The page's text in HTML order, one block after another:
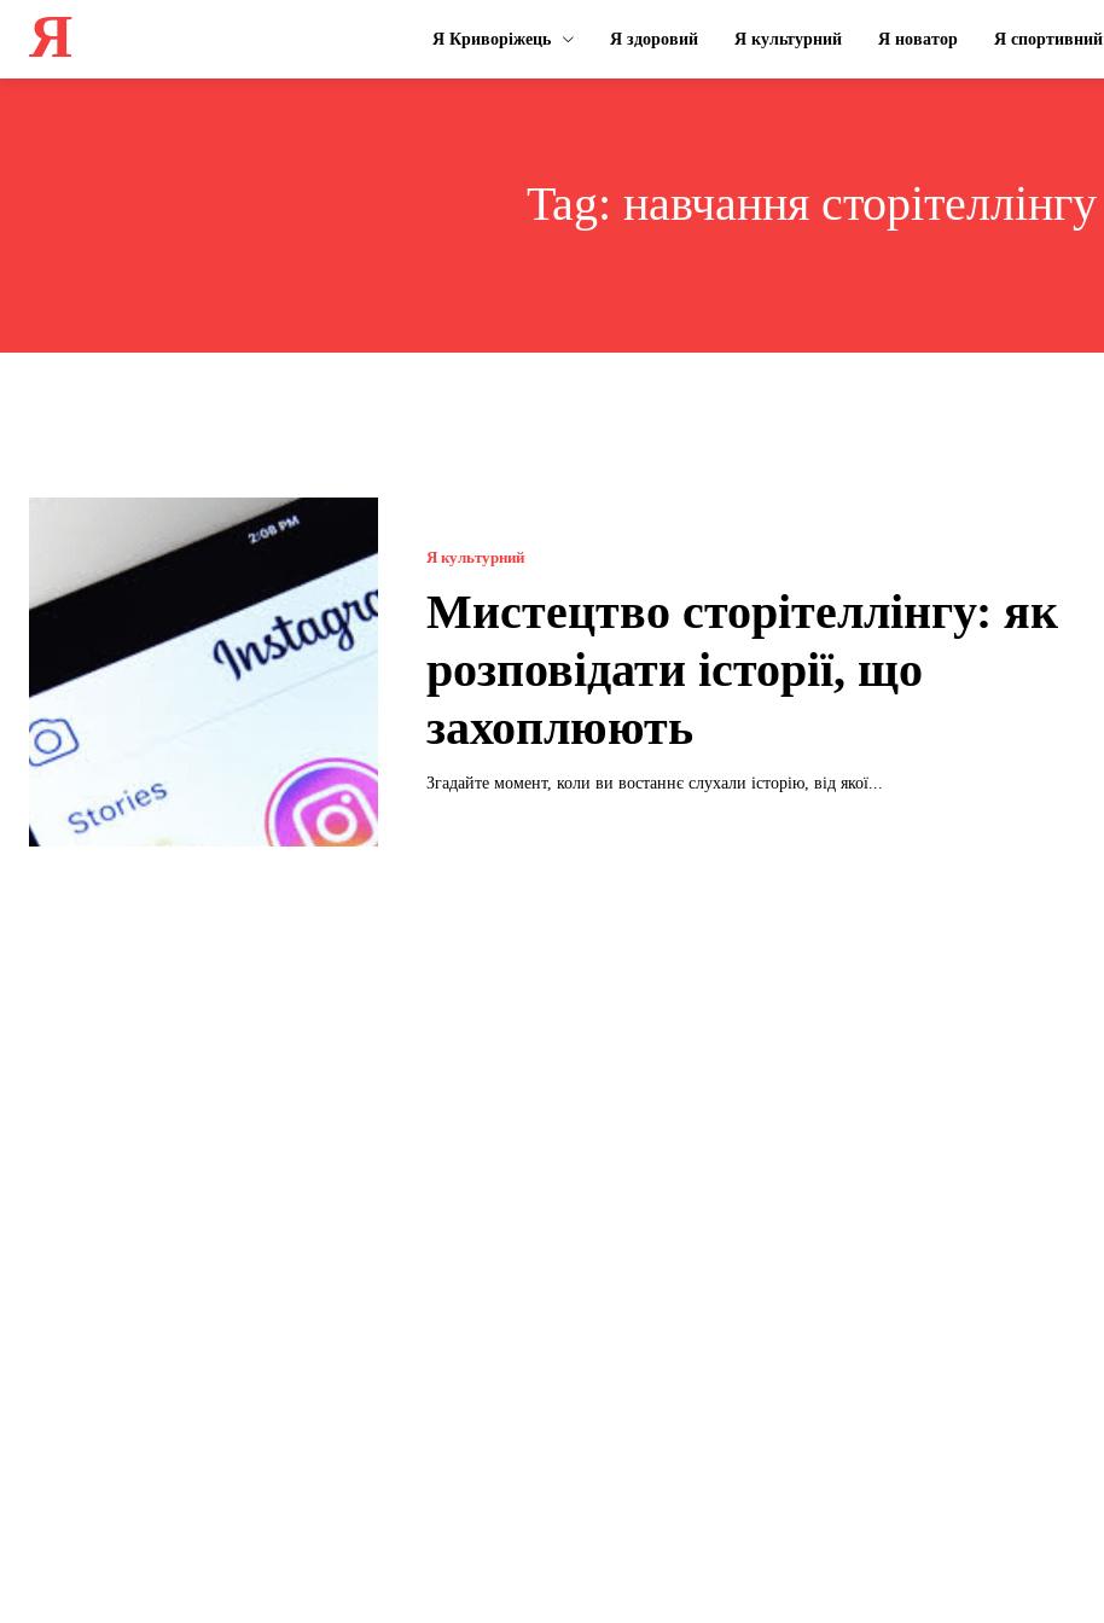
Я Я Криворіжець Я здоровий Я культурний Я новатор Я спортивний
Tag: навчання сторітеллінгу
Я культурний
Мистецтво сторітеллінгу: як
розповідати історії, що
захоплюють
Згадайте момент, коли ви востаннє слухали історію, від якої...